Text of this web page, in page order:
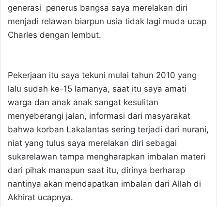
generasi penerus bangsa saya merelakan diri
menjadi relawan biarpun usia tidak lagi muda ucap
Charles dengan lembut.
Pekerjaan itu saya tekuni mulai tahun 2010 yang
lalu sudah ke-15 lamanya, saat itu saya amati
warga dan anak anak sangat kesulitan
menyeberangi jalan, informasi dari masyarakat
bahwa korban Lakalantas sering terjadi dari nurani,
niat yang tulus saya merelakan diri sebagai
sukarelawan tampa mengharapkan imbalan materi
dari pihak manapun saat itu, dirinya berharap
nantinya akan mendapatkan imbalan dari Allah di
Akhirat ucapnya.